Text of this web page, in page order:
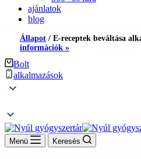
ajánlatok
blog
Állapot / E-receptek beváltása
információk »
Bolt
alkalmazások
Menü Keresés